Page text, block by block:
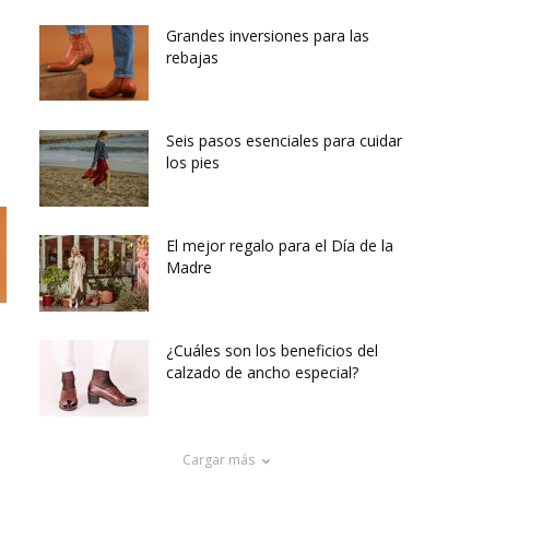
Grandes inversiones para las
rebajas
Seis pasos esenciales para cuidar
los pies
El mejor regalo para el Día de la
Madre
¿Cuáles son los beneficios del
calzado de ancho especial?
Cargar más